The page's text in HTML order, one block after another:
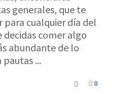
generales, que te
para cualquier día del
decidas comer algo
abundante de lo
pautas
0